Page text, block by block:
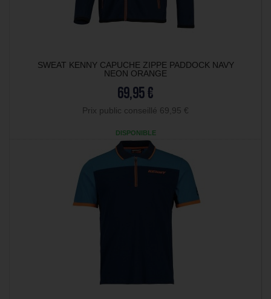
SWEAT KENNY CAPUCHE ZIPPE PADDOCK NAVY
NEON ORANGE
69,95 €
Prix public conseillé 69,95 €
DISPONIBLE